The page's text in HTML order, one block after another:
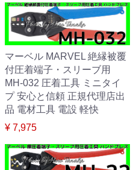
マーベル MARVEL 絶縁被覆
付圧着端子・スリーブ用
MH-032 圧着工具 ミニタイ
プ 安心と信頼 正規代理店出
品 電材工具 電設 軽快
¥ 7,975